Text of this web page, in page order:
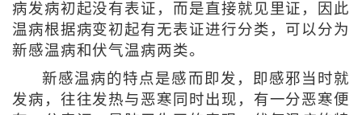
病发病初起没有表证，而是直接就见里证，因此
温病根据病变初起有无表证进行分类，可以分为
新感温病和伏气温病两类。
新感温病的特点是感而即发，即感邪当时就
发病，往往发热与恶寒同时出现，有一分恶寒便